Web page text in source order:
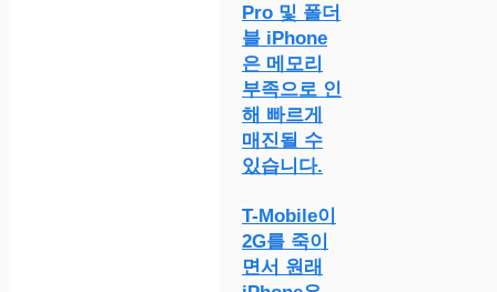
Pro 및 폴더
블 iPhone
은 메모리
부족으로 인
해 빠르게
매진될 수
있습니다.
T-Mobile이
2G를 죽이
면서 원래